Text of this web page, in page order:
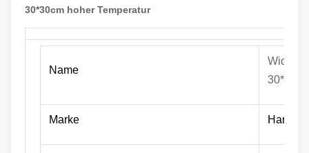
30*30cm hoher Temperatur
Name
Marke